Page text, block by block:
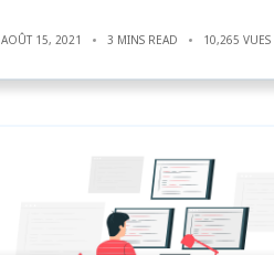
AOÛT 15, 2021 3 MINS READ 10,265 VUES